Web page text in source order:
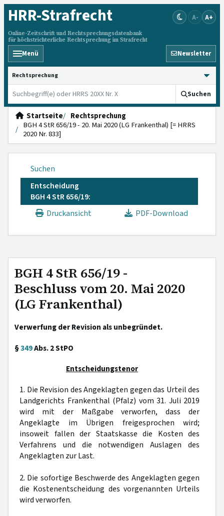
HRR-Strafrecht
Online-Zeitschrift und Rechtsprechungsdatenbank
für höchstrichterliche Rechtsprechung im Strafrecht
A- A+
Menü Newsletter
HRRS durchsuchen
Suchen
Startseite
Rechtsprechung
BGH 4 StR 656/19 - 20. Mai 2020 (LG Frankenthal) [= HRRS
2020 Nr. 833]
Suchen
Entscheidung
BGH 4 StR 656/19:
Druckansicht
PDF-Download
BGH 4 StR 656/19 -
Beschluss vom 20. Mai 2020
(LG Frankenthal)
Verwerfung der Revision als unbegründet.
§349Abs. 2 StPO
Entscheidungstenor
1. Die Revision des Angeklagten gegen das Urteil des
Landgerichts Frankenthal (Pfalz) vom 31. Juli 2019
wird mit der Maßgabe verworfen, dass der
Angeklagte im Übrigen freigesprochen wird;
insoweit fallen der Staatskasse die Kosten des
Verfahrens und die notwendigen Auslagen des
Angeklagten zur Last.
2. Die sofortige Beschwerde des Angeklagten gegen
die Kostenentscheidung des vorgenannten Urteils
wird verworfen.